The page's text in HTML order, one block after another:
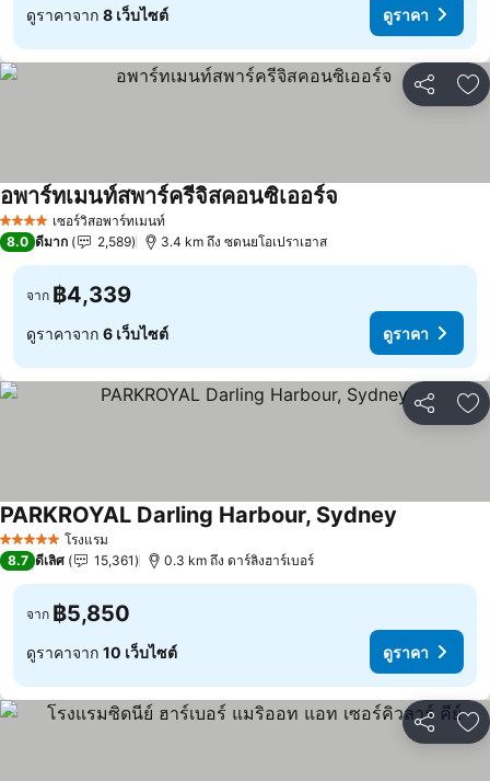
ดูราคาจาก 8 เว็บไซต์ ดูราคา
แชร์ เ
4 ดาว เซอร์วิสอพาร์ทเมนท์
อพาร์ทเมนท์สพาร์ครีจิสคอนซิเออร์จ
8.0 ดีมาก 2,589 3.4 km ถึง ซดนยโอเปราเฮาส
จาก ฿4,339
ดูราคาจาก 6 เว็บไซต์ ดูราคา
แชร์ เ
5 ดาว โรงแรม
PARKROYAL Darling Harbour, Sydney
8.7 ดีเลิศ 15,361 0.3 km ถึง ดาร์ลิงฮาร์เบอร์
จาก ฿5,850
ดูราคาจาก 10 เว็บไซต์ ดูราคา
แชร์ เ